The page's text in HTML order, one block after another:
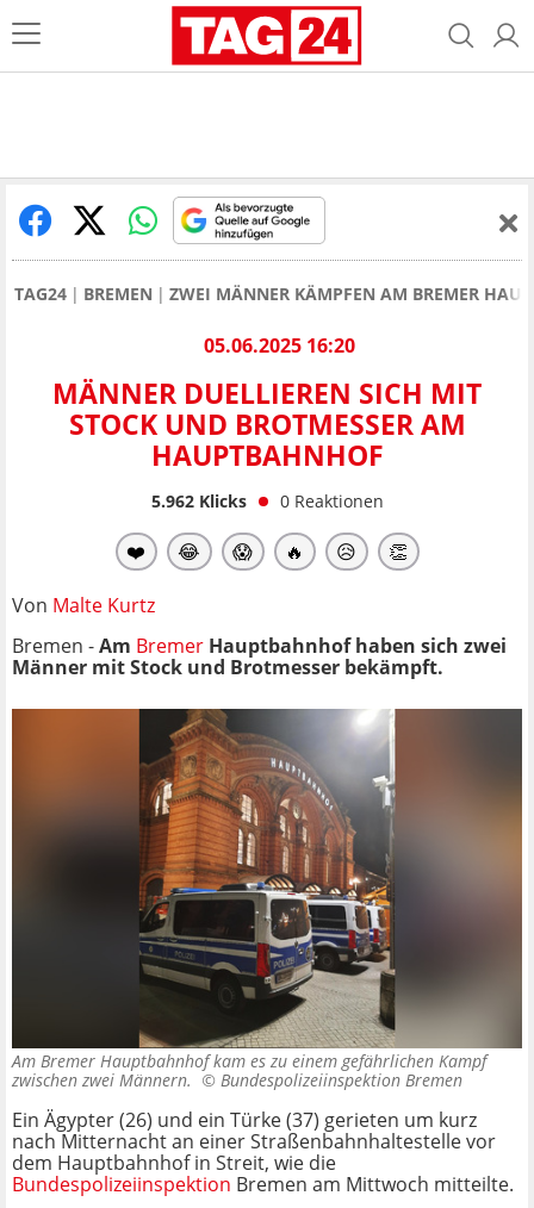
TAG24 BREMEN ZWEI MÄNNER KÄMPFEN AM BREMER
05.06.2025 16:20
MÄNNER DUELLIEREN SICH MIT
STOCK UND BROTMESSER AM
HAUPTBAHNHOF
5.962Klicks 0 Reaktionen
❤️ 😂 😱 🔥 😥 👏
Von Malte Kurtz
Bremen -Am Bremer Hauptbahnhof haben sich zwei
Männer mit Stock und Brotmesser bekämpft.
Am Bremer Hauptbahnhof kam es zu einem gefährlichen Kampf
zwischen zwei Männern. © Bundespolizeiinspektion Bremen
Ein Ägypter (26) und ein Türke (37) gerieten um kurz
nach Mitternacht an einer Straßenbahnhaltestelle vor
dem Hauptbahnhof in Streit, wie die
Bundespolizeiinspektion Bremen am Mittwoch mitteilte.